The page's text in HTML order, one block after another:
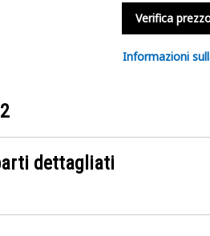
Verifica
Informazioni
dettagliati